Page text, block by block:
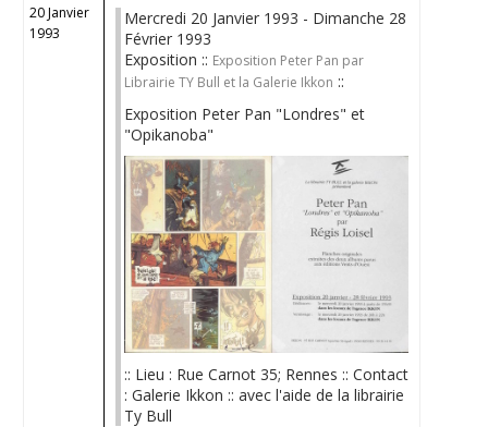
20 Janvier
1993
Mercredi 20 Janvier 1993 - Dimanche 28
Février 1993
Exposition :: Exposition Peter Pan par
Librairie TY Bull et la Galerie Ikkon ::
Exposition Peter Pan "Londres" et
"Opikanoba"
:: Lieu : Rue Carnot 35; Rennes :: Contact
: Galerie Ikkon :: avec l'aide de la librairie
Ty Bull